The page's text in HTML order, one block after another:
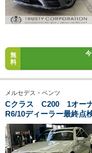
無
料
メルセデス・ベンツ
Cクラス C200 1オー
R6/10ディーラー最終
S300D 禁煙車 FRレ
レス オートエアコン